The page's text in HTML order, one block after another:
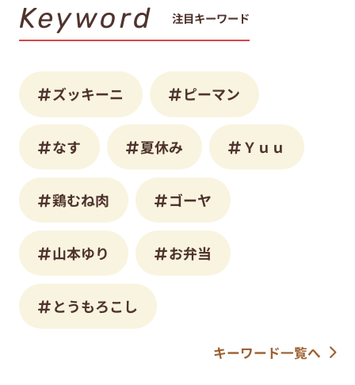
Keyword 注目キーワード
ズッキーニ ピーマン
なす 夏休み Ｙｕｕ
鶏むね肉 ゴーヤ
山本ゆり お弁当
とうもろこし
キーワード一覧へ